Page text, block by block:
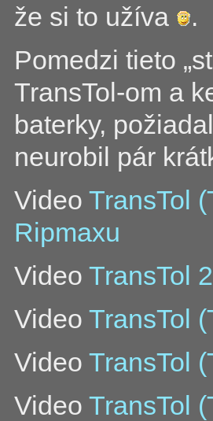
že si to užíva
.
Pomedzi tieto
TransTol-om a
baterky,
neurobil pár
Video TransTol
Ripmaxu
Video TransTol 2
Video TransTol
Video TransTol
Video TransTol